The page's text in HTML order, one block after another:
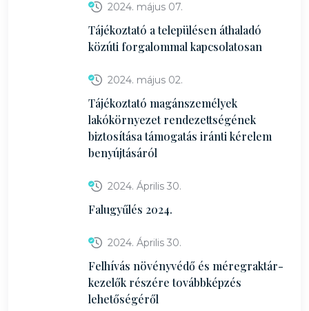
2024. május 07.
Tájékoztató a településen áthaladó
közúti forgalommal kapcsolatosan
2024. május 02.
Tájékoztató magánszemélyek
lakókörnyezet rendezettségének
biztosítása támogatás iránti kérelem
benyújtásáról
2024. Április 30.
Falugyűlés 2024.
2024. Április 30.
Felhívás növényvédő és méregraktár-
kezelők részére továbbképzés
lehetőségéről